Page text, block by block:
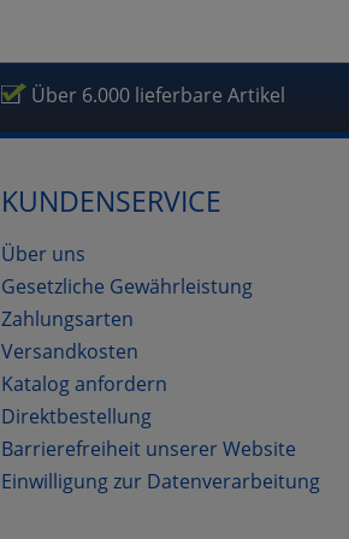
Über 6.000 lieferbare Artikel
KUNDENSERVICE
Über uns
Gesetzliche Gewährleistung
Zahlungsarten
Versandkosten
Katalog anfordern
Direktbestellung
Barrierefreiheit unserer Website
Einwilligung zur Datenverarbeitung
Cookies
Einstellungen speichern